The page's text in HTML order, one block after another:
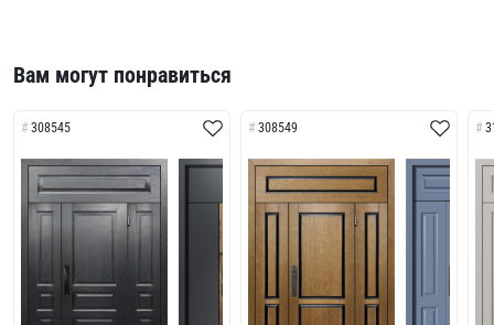
Вам могут понравиться
308545 308549